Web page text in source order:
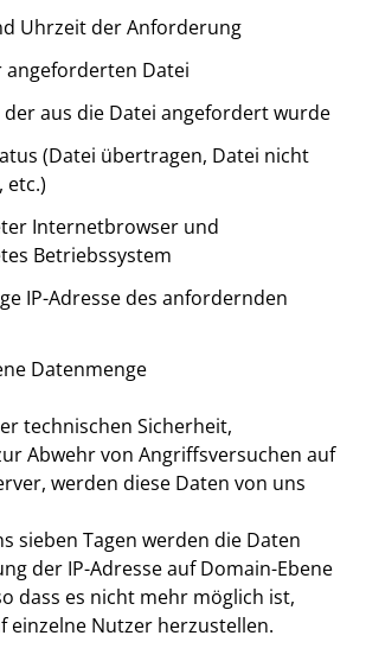
Uhrzeit der Anforderung
angeforderten Datei
der aus die Datei angefordert wurde
(Datei übertragen, Datei nicht
etc.)
Internetbrowser und
Betriebssystem
IP-Adresse des anfordernden
Datenmenge
technischen Sicherheit,
Abwehr von Angriffsversuchen auf
werden diese Daten von uns
sieben Tagen werden die Daten
der IP-Adresse auf Domain-Ebene
dass es nicht mehr möglich ist,
einzelne Nutzer herzustellen.